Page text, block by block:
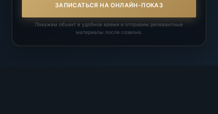
ЗАПИСАТЬСЯ НА ОНЛАЙН-ПОКАЗ
Покажем объект в удобное время и отправим релевантные
материалы после созвона.